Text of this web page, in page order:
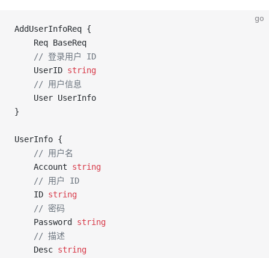
go
AddUserInfoReq {
	Req BaseReq
	// 登录用户 ID
	UserID
string
	// 用户信息
	User UserInfo
}
UserInfo {
	// 用户名
	Account
string
	// 用户 ID
	ID
string
	// 密码
	Password
string
	// 描述
	Desc
string